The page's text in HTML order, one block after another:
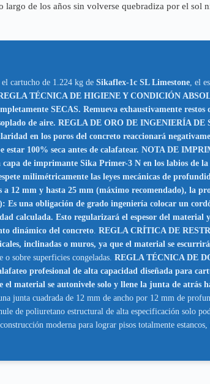
de los años sin volverse quebradiza por el sol
cartucho de 1.224 kg de Sikaflex-1c SL Limestone , el
TÉCNICA DE HIGIENE Y CONDICIÓN
SECAS. Remueva exhaustivamente restos
de aire. REGLA DE ORO DE INGENIERÍA DE
en los poros del concreto reaccionará
100% seca antes de calafatear. NOTA DE
de imprimante Sika Primer-3 N en los labios de la
milimétricamente las leyes mecánicas de
12 mm y hasta 25 mm (máximo recomendado), la
una obligación de grado ingeniería colocar un
calculada. Esto regularizará el espesor del material
dinámico del concreto REGLA CRÍTICA DE
inclinadas o muros, ya que el material se
sobre superficies congeladas. REGLA TÉCNICA DE
profesional de alta capacidad diseñada para
material se autonivele solo y llene la junta de atrás
junta cuadrada de 12 mm de ancho por 12 mm de
de poliuretano estructural de alta especificación solo
moderna para lograr pisos totalmente estancos,